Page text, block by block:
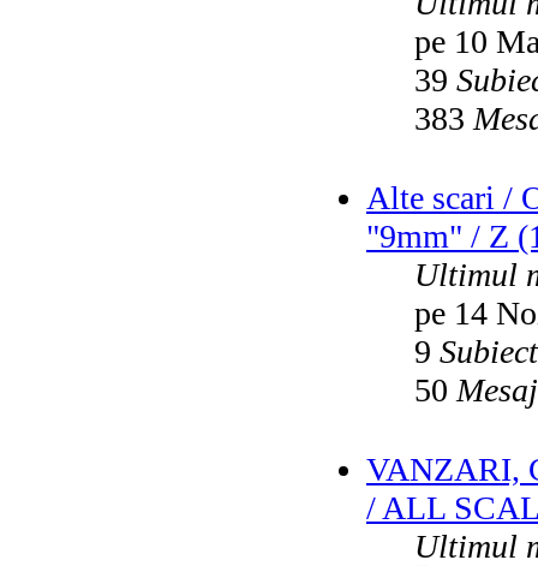
pe 10
39
383
Alte scari /
"9mm" / Z
Ultimul
pe 14
9
50
VANZARI,
/ ALL
Ultimul